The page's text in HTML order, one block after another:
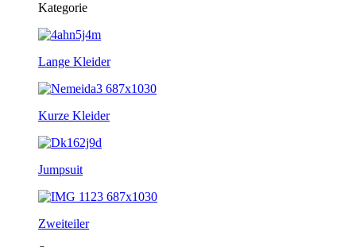
Kategorie
Lange Kleider
Kurze Kleider
Jumpsuit
Zweiteiler